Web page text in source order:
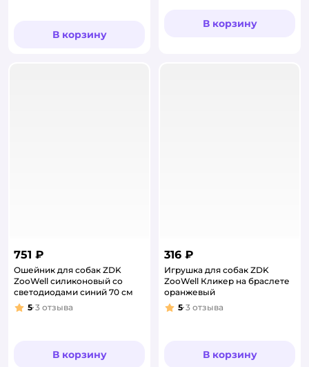
В корзину
В корзину
751 ₽
Ошейник для собак ZDK
ZooWell силиконовый со
светодиодами синий 70 см
Рейтинг:
5 3 отзыва
В корзину
316 ₽
Игрушка для собак ZDK
ZooWell Кликер на браслете
оранжевый
Рейтинг:
5 3 отзыва
В корзину